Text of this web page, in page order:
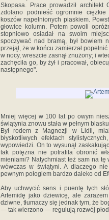
Skopasa. Prace prowadził
zdołano podnieść ogromnie
koszów napełnionych piaskiem.
głowice kolumn. Potem powoli
stopniowo osiadał na swoim
spoczywać nad bramą, był bowiem
przejął, że w koń­cu zamierzał
w nocy, wreszcie zasnął znużo­ny; i
zachęciła go, by żył i pracował,
na­stępnego".
Mniej więcej w 100 lat po owym
świątynia znowu stała w pełnym
Był rodem z Magnezji w Lidii,
błyskotliwych efektach
wypowiedzi. On to wysunął
tak potężna nie potrafiła obronić
mieniami? Natychmiast też sam na tę
wówczas w świątyni. A dlaczego
pewnym połogiem bardzo daleko od
Aby uchwycić sens i puentę tych
Artemidę jako dziewicę, ale
dziwne, tłumaczy się jednak tym, że
— tak wierzono — regulują rozwój